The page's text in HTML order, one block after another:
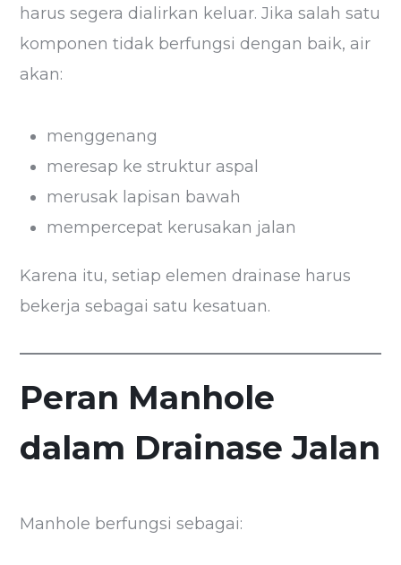
harus segera dialirkan keluar. Jika salah satu
komponen tidak berfungsi dengan baik, air
akan:
menggenang
meresap ke struktur aspal
merusak lapisan bawah
mempercepat kerusakan jalan
Karena itu, setiap elemen drainase harus
bekerja sebagai satu kesatuan.
Peran Manhole
dalam Drainase Jalan
Manhole berfungsi sebagai: